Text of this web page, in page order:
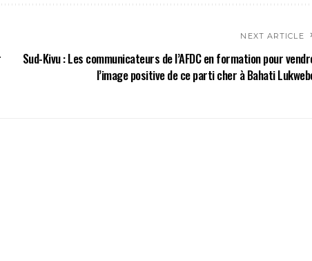
NEXT ARTICLE
Sud-Kivu : Les communicateurs de l’AFDC en formation pour
l’image positive de ce parti cher à Bahati